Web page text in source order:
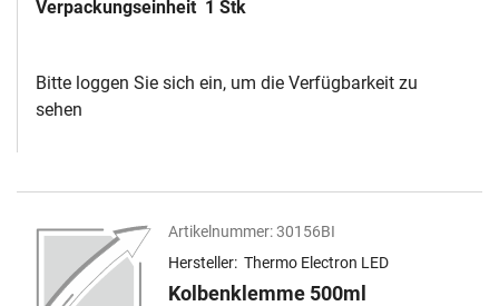
Verpackungseinheit 1 Stk
Bitte loggen Sie sich ein, um die Verfügbarkeit zu
sehen
Artikelnummer: 30156BI
Hersteller: Thermo Electron LED
Kolbenklemme 500ml